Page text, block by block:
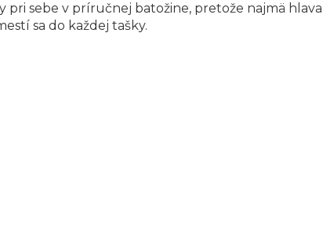
sebe v príručnej batožine, pretože najmä
sa do každej tašky.